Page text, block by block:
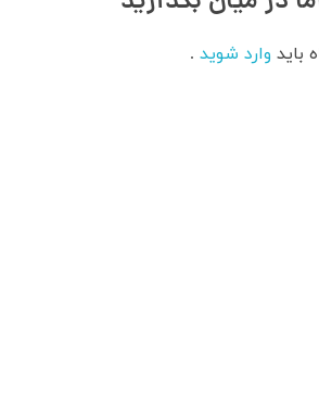
باید وارد شوید .